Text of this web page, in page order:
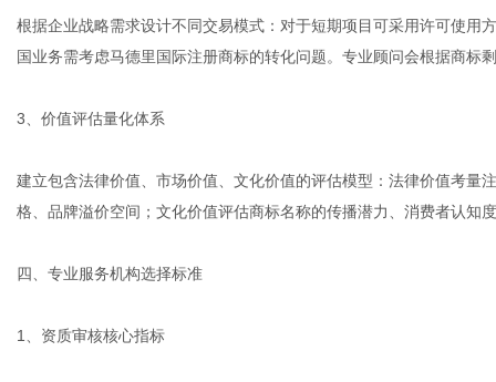
根据企业战略需求设计不同交易模式：对于短期项目可采用许可使用
国业务需考虑马德里国际注册商标的转化问题。专业顾问会根据商标
3、价值评估量化体系
建立包含法律价值、市场价值、文化价值的评估模型：法律价值考量
格、品牌溢价空间；文化价值评估商标名称的传播潜力、消费者认知
四、专业服务机构选择标准
1、资质审核核心指标